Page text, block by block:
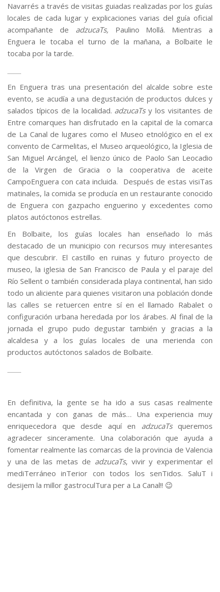
Navarrés a través de visitas guiadas realizadas por los guías
locales de cada lugar y explicaciones varias del guía oficial
acompañante de adzucaTs, Paulino Mollá. Mientras a
Enguera le tocaba el turno de la mañana, a Bolbaite le
tocaba por la tarde.
En Enguera tras una presentación del alcalde sobre este
evento, se acudía a una degustación de productos dulces y
salados típicos de la localidad. adzucaTsy los visitantes de
Entre comarques han disfrutado en la capital de la comarca
de La Canal de lugares como el Museo etnológico en el ex
convento de Carmelitas, el Museo arqueológico, la Iglesia de
San Miguel Arcángel, el lienzo único de Paolo San Leocadio
de la Virgen de Gracia o la cooperativa de aceite
CampoEnguera con cata incluida. Después de estas visiTas
matinales, la comida se producía en un restaurante conocido
de Enguera con gazpacho enguerino y excedentes como
platos autóctonos estrellas.
En Bolbaite, los guías locales han enseñado lo más
destacado de un municipio con recursos muy interesantes
que descubrir. El castillo en ruinas y futuro proyecto de
museo, la iglesia de San Francisco de Paula y el paraje del
Río Sellent o también considerada playa continental, han sido
todo un aliciente para quienes visitaron una población donde
las calles se retuercen entre sí en el llamado Rabalet o
configuración urbana heredada por los árabes. Al final de la
jornada el grupo pudo degustar también y gracias a la
alcaldesa y a los guías locales de una merienda con
productos autóctonos salados de Bolbaite.
En definitiva, la gente se ha ido a sus casas realmente
encantada y con ganas de más… Una experiencia muy
enriquecedora que desde aquí en adzucaTsqueremos
agradecer sinceramente. Una colaboración que ayuda a
fomentar realmente las comarcas de la provincia de Valencia
y una de las metas de adzucaTs, vivir y experimentar el
mediTerráneo inTerior con todos los senTidos. SaluT i
desijem la millor gastroculTura per a La Canal!! 😉